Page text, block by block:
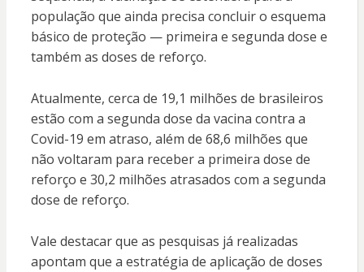
população que ainda precisa concluir o esquema
básico de proteção — primeira e segunda dose e
também as doses de reforço.
Atualmente, cerca de 19,1 milhões de brasileiros
estão com a segunda dose da vacina contra a
Covid-19 em atraso, além de 68,6 milhões que
não voltaram para receber a primeira dose de
reforço e 30,2 milhões atrasados com a segunda
dose de reforço.
Vale destacar que as pesquisas já realizadas
apontam que a estratégia de aplicação de doses